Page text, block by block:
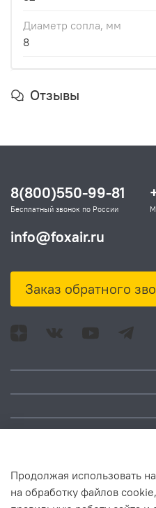
Диаметр сопла, мм
8
Отзывы
8(800)550-99-81
Бесплатный звонок по России
info@foxair.ru
Заказ обратного
Продолжая использовать
на обработку файлов